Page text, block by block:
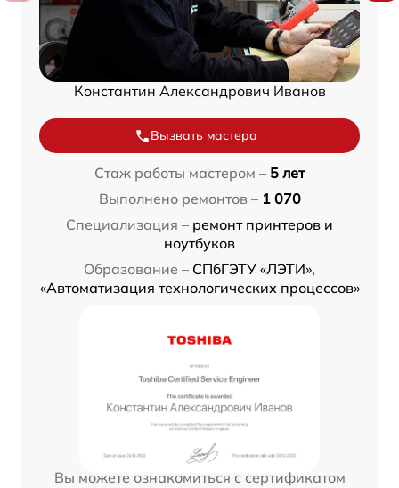
Константин Александрович Иванов
Вызвать мастера
Стаж работы мастером – 5 лет
Выполнено ремонтов – 1 070
Специализация – ремонт принтеров и
ноутбуков
Образование – СПбГЭТУ «ЛЭТИ»,
«Автоматизация технологических процессов»
Вы можете ознакомиться с сертификатом